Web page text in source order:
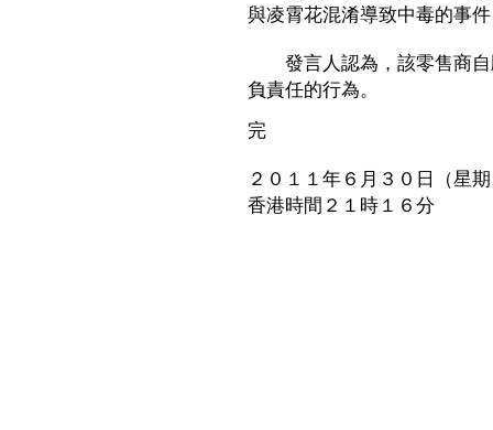
與凌霄花混淆導致中毒的事
發言人認為，該零售商自
負責任的行為。
完
２０１１年６月３０日（星
香港時間２１時１６分